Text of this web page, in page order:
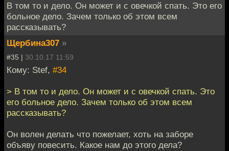
В том то и дело. Он может и с овечкой спать. Это его
больное дело. Зачем только об этом всем
рассказывать?
Щербина307 »
#35 | 30.10.17 11:59
Кому: Stef, #34
> В том то и дело. Он может и с овечкой спать. Это
его больное дело. Зачем только об этом всем
рассказывать?
Он волен делать что пожелает, хоть на заборе
объяву повесить. Какое нам до этого дела?